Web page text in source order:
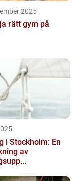
2025
rätt gym på
i Stockholm: En
av